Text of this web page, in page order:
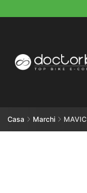
Casa Marchi MAVIC